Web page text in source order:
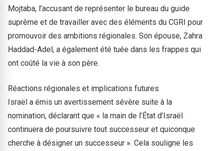
Mojtaba, l’accusant de représenter le bureau du guide
suprême et de travailler avec des éléments du CGRI pour
promouvoir des ambitions régionales. Son épouse, Zahra
Haddad-Adel, a également été tuée dans les frappes qui
ont coûté la vie à son père.
Réactions régionales et implications futures
Israël a émis un avertissement sévère suite à la
nomination, déclarant que « la main de l’État d’Israël
continuera de poursuivre tout successeur et quiconque
cherche à désigner un successeur ». Cela souligne les